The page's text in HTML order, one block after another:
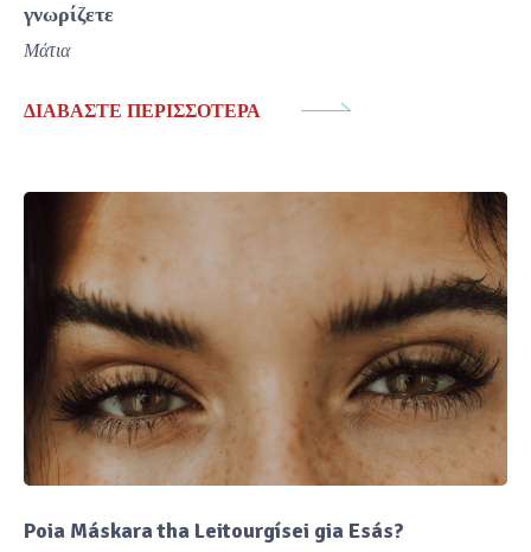
γνωρίζετε
Μάτια
ΔΙΑΒΆΣΤΕ ΠΕΡΙΣΣΌΤΕΡΑ
Poia Máskara tha Leitourgísei gia Esás?